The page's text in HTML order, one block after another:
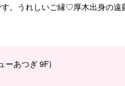
。うれしいご縁♡厚木出身の遠
ーあつぎ 9F)